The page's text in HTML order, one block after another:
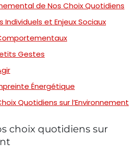
de Nos Choix Quotidiens
et Enjeux Sociaux
Gestes
Énergétique
Quotidiens sur l’Environnement
choix quotidiens sur